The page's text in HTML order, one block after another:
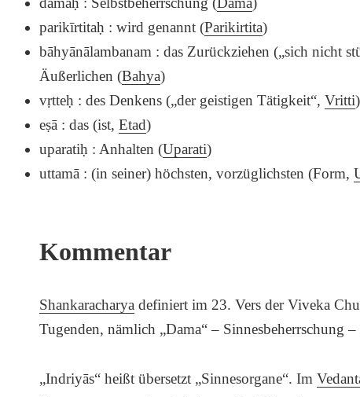
parikīrtitaḥ : wird genannt (Parikirtita)
bāhyānālambanam : das Zurückziehen („sich nicht
Äußerlichen (Bahya)
vṛtteḥ : des Denkens („der geistigen Tätigkeit“,Vritti)
eṣā : das (ist,Etad)
uparatiḥ : Anhalten (Uparati)
uttamā : (in seiner) höchsten, vorzüglichsten (Form,
Kommentar
Shankaracharya definiert im 23. Vers der Viveka
Tugenden, nämlich „Dama“ – Sinnesbeherrschung
„Indriyās“ heißt übersetzt „Sinnesorgane“. Im